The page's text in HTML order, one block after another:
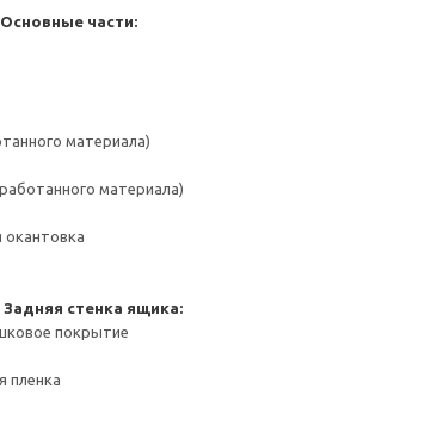
Основные части:
материала)
материала)
окантовка
стенка ящика:
покрытие
пленка